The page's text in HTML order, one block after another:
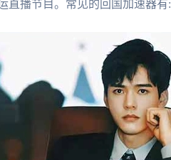
直播节目。常见的回国加速器有: